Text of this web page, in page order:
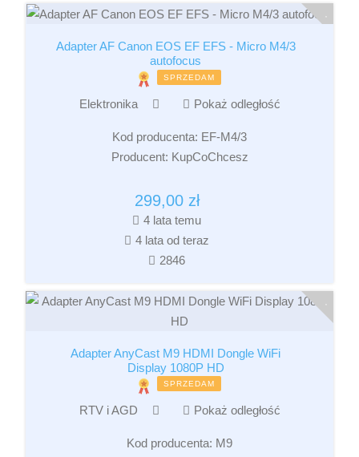
Adapter AF Canon EOS EF EFS - Micro M4/3
autofocus
SPRZEDAM
Elektronika Pokaż odległość
Kod producenta: EF-M4/3
Producent: KupCoChcesz
299,00 zł
4 lata temu
4 lata od teraz
2846
Adapter AnyCast M9 HDMI Dongle WiFi
Display 1080P HD
SPRZEDAM
RTV i AGD Pokaż odległość
Kod producenta: M9